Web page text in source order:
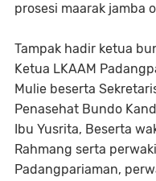
prosesi maarak jamba
Tampak hadir ketua
Ketua LKAAM
Mulie beserta
Penasehat Bundo
Ibu Yusrita, Beserta
Rahmang serta
Padangpariaman,